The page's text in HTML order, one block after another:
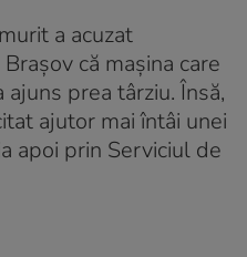
a acuzat
că maşina care
prea târziu. Însă,
ajutor mai întâi unei
apoi prin Serviciul de